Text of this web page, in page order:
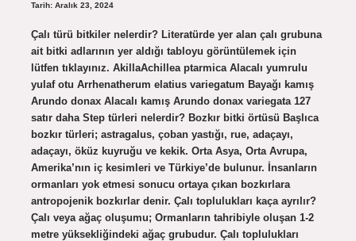
Tarih: Aralık 23, 2024
Çalı türü bitkiler nelerdir? Literatürde yer alan çalı grubuna
ait bitki adlarının yer aldığı tabloyu görüntülemek için
lütfen tıklayınız. AkillaAchillea ptarmica Alacalı yumrulu
yulaf otu Arrhenatherum elatius variegatum Bayağı kamış
Arundo donax Alacalı kamış Arundo donax variegata 127
satır daha Step türleri nelerdir? Bozkır bitki örtüsü Başlıca
bozkır türleri; astragalus, çoban yastığı, rue, adaçayı,
adaçayı, öküz kuyruğu ve kekik. Orta Asya, Orta Avrupa,
Amerika’nın iç kesimleri ve Türkiye’de bulunur. İnsanların
ormanları yok etmesi sonucu ortaya çıkan bozkırlara
antropojenik bozkırlar denir. Çalı toplulukları kaça ayrılır?
Çalı veya ağaç oluşumu; Ormanların tahribiyle oluşan 1-2
metre yüksekliğindeki ağaç grubudur. Çalı toplulukları